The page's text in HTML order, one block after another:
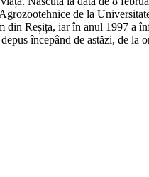
de la
din Reșița, iar în anul 1997
începând de astăzi, de